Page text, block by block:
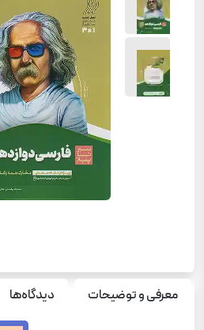
معرفی و توضیحات دیدگاه‌ها